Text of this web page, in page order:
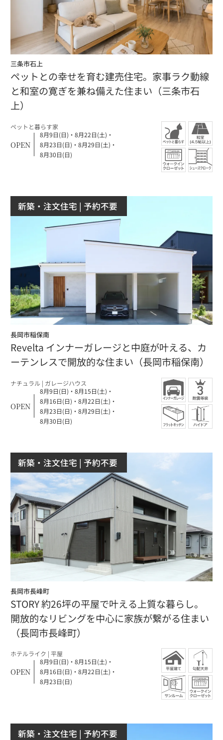
三条市石上
ペットとの幸せを育む建売住宅。家事ラク動線
と和室の寛ぎを兼ね備えた住まい（三条市石
上）
ペットと暮らす家
OPEN
8月9日(日) ・ 8月22日(土) ・
8月23日(日) ・ 8月29日(土) ・
8月30日(日)
新築・注文住宅 | 予約不要
長岡市稲保南
Revelta インナーガレージと中庭が叶える、カ
ーテンレスで開放的な住まい（長岡市稲保南）
ナチュラル | ガレージハウス
OPEN
8月9日(日) ・ 8月15日(土) ・
8月16日(日) ・ 8月22日(土) ・
8月23日(日) ・ 8月29日(土) ・
8月30日(日)
新築・注文住宅 | 予約不要
長岡市長峰町
STORY 約26坪の平屋で叶える上質な暮らし。
開放的なリビングを中心に家族が繋がる住まい
（長岡市長峰町）
ホテルライク | 平屋
OPEN
8月9日(日) ・ 8月15日(土) ・
8月16日(日) ・ 8月22日(土) ・
8月23日(日)
新築・注文住宅 | 予約不要